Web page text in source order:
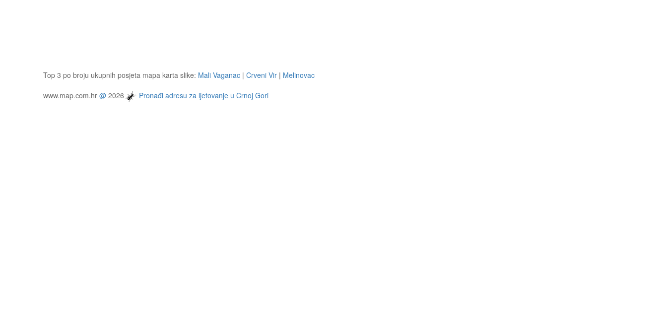
Top 3 po broju ukupnih posjeta mapa karta slike: Mali Vaganac | Crveni Vir | Melinovac
www.map.com.hr @ 2026 Pronađi adresu za ljetovanje u Crnoj Gori